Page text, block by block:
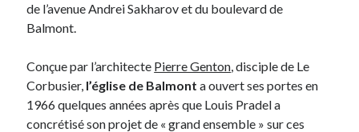
Proust
Sons
Tavukoi
Vidéos
de l’avenue Andrei Sakharov et du boulevard de
Balmont.
Conçue par l’architecte Pierre Genton, disciple de Le
Corbusier, l’église de Balmont a ouvert ses portes en
1966 quelques années après que Louis Pradel a
concrétisé son projet de « grand ensemble » sur ces